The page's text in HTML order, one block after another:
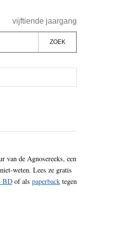
vijftiende jaargang
van de Agnosereeks, een
weten. Lees ze gratis
BD of als paperback tegen